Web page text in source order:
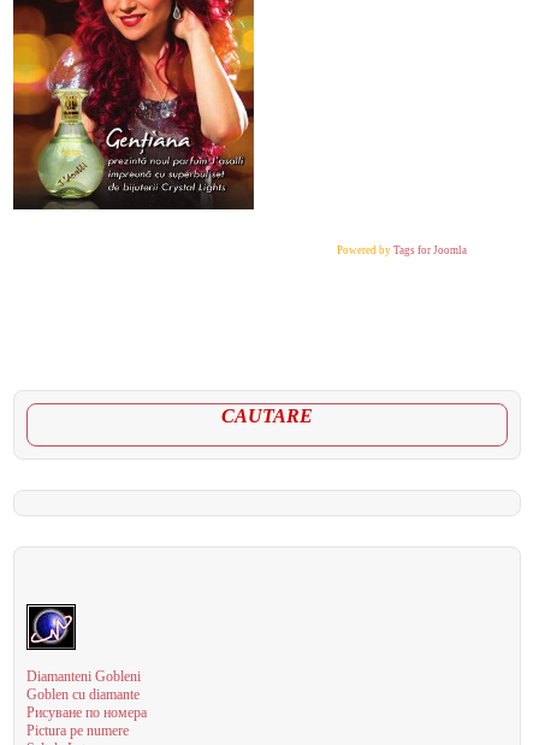
Powered by Tags for Joomla
CAUTARE
Diamanteni Gobleni
Goblen cu diamante
Рисуване по номера
Pictura pe numere